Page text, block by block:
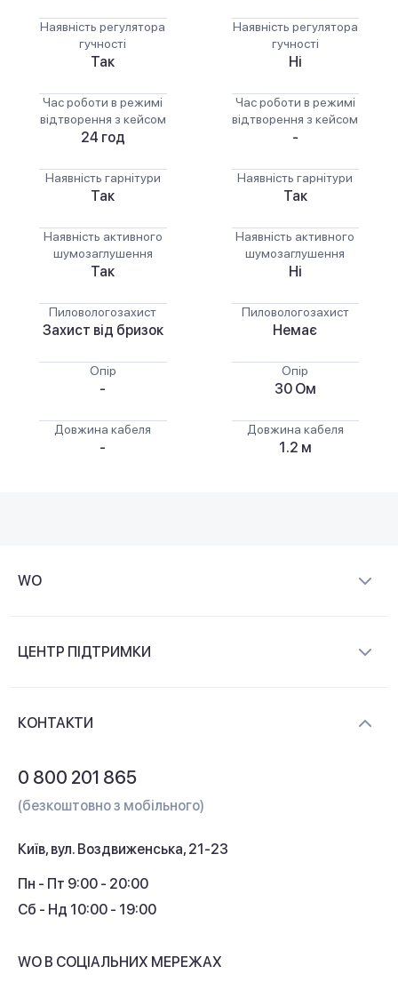
Наявність регулятора
гучності
Так
Час роботи в режимі
відтворення з кейсом
24 год
Наявність гарнітури
Так
Наявність активного
шумозаглушення
Так
Пиловологозахист
Захист від бризок
Опір
-
Довжина кабеля
-
Наявність регулятора
гучності
Ні
Час роботи в режимі
відтворення з кейсом
-
Наявність гарнітури
Так
Наявність активного
шумозаглушення
Ні
Пиловологозахист
Немає
Опір
30 Ом
Довжина кабеля
1.2 м
WO
Контакти
ЦЕНТР ПІДТРИМКИ
Кешбек
КОНТАКТИ
0 800 201 865
(безкоштовно з мобільного)
Київ, вул. Воздвиженська, 21-23
Пн - Пт 9:00 - 20:00
Сб - Нд 10:00 - 19:00
WO В СОЦІАЛЬНИХ МЕРЕЖАХ